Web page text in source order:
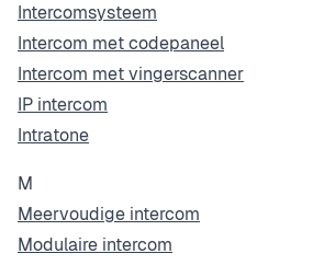
Intercomsysteem
Intercom met codepaneel
Intercom met vingerscanner
IP intercom
Intratone
M
Meervoudige intercom
Modulaire intercom